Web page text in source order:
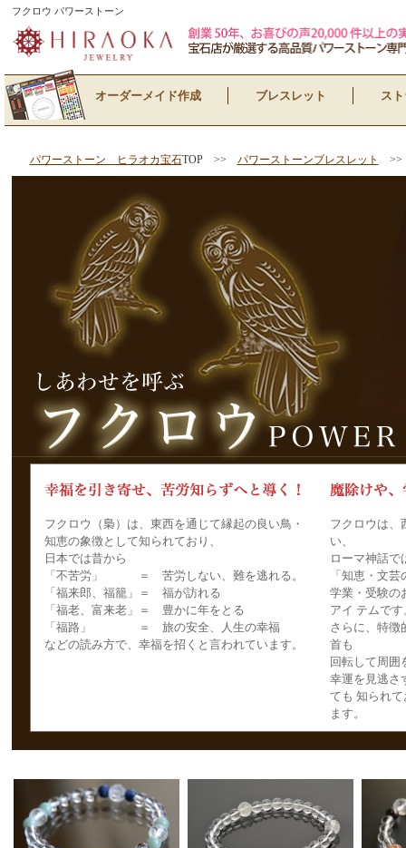
フクロウ パワーストーン
オーダーメイド作成 ブレスレット ス
パワーストーン ヒラオカ宝石TOP >> パワーストーンブレスレット
フクロウ（梟）は、東西を通じて縁起の良い鳥・
知恵の象徴として知られており、
日本では昔から
「不苦労」 ＝ 苦労しない、難を逃れる。
「福来郎、福籠」＝ 福が訪れる
「福老、富来老」＝ 豊かに年をとる
「福路」 ＝ 旅の安全、人生の幸福
などの読み方で、幸福を招くと言われています。
フクロウは、
い、
ローマ神話で
「知恵・文
学業・受験の
アイ テムです
さらに、特徴
首も
回転して周囲
幸運を見逃さ
ても 知られ
ます。